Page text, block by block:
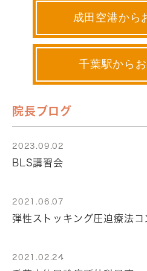
成田空港から
千葉駅から
院長ブログ
2023.09.02
BLS講習会
2021.06.07
弾性ストッキング圧迫療法コ
2021.02.24